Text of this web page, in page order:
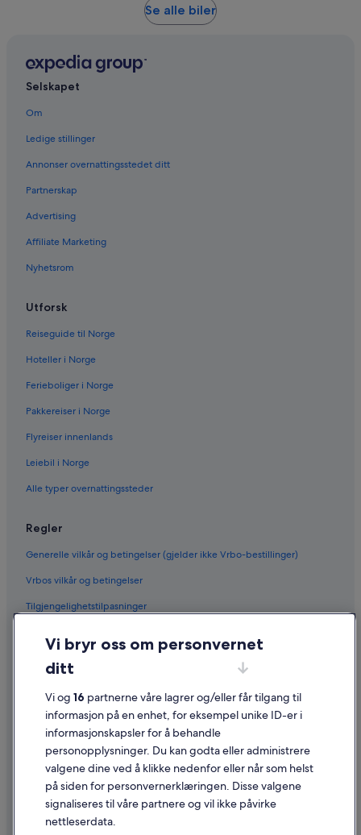
Se alle biler
Selskapet
Om
Ledige stillinger
Annonser overnattingsstedet ditt
Partnerskap
Advertising
Affiliate Marketing
Nyhetsrom
Utforsk
Reiseguide til Norge
Hoteller i Norge
Ferieboliger i Norge
Pakkereiser i Norge
Flyreiser innenlands
Leiebil i Norge
Alle typer overnattingssteder
Regler
Generelle vilkår og betingelser (gjelder ikke Vrbo-bestillinger)
Vrbos vilkår og betingelser
Tilgjengelighetstilpasninger
Juridisk informasjon / kontakt oss
Retningslinjer for innhold og rapportering av innhold
Hjelp
Kontakt oss
Avbestille eller endre bestillingen
Vi bryr oss om personvernet
ditt
Vi og 16 partnerne våre lagrer og/eller får tilgang til
informasjon på en enhet, for eksempel unike ID-er i
informasjonskapsler for å behandle
personopplysninger. Du kan godta eller administrere
valgene dine ved å klikke nedenfor eller når som helst
på siden for personvernerklæringen. Disse valgene
signaliseres til våre partnere og vil ikke påvirke
nettleserdata.